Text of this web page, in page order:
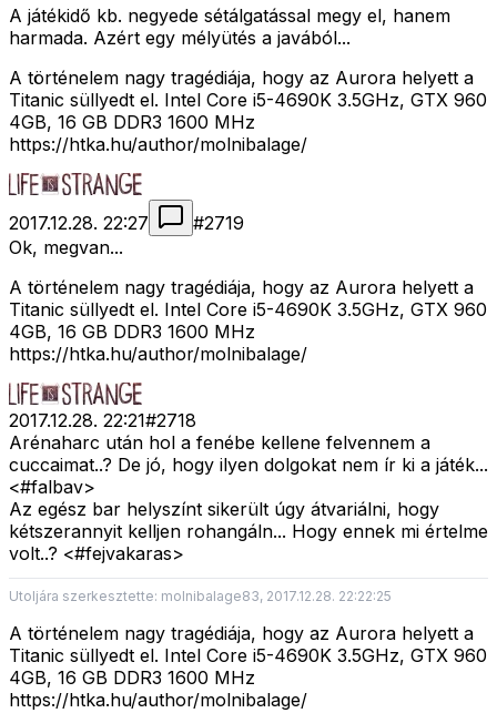
A játékidő kb. negyede sétálgatással megy el, hanem
harmada. Azért egy mélyütés a javából...
A történelem nagy tragédiája, hogy az Aurora helyett a
Titanic süllyedt el. Intel Core i5-4690K 3.5GHz, GTX 960
4GB, 16 GB DDR3 1600 MHz
https://htka.hu/author/molnibalage/
2017.12.28. 22:27 #2719
Ok, megvan...
A történelem nagy tragédiája, hogy az Aurora helyett a
Titanic süllyedt el. Intel Core i5-4690K 3.5GHz, GTX 960
4GB, 16 GB DDR3 1600 MHz
https://htka.hu/author/molnibalage/
2017.12.28. 22:21#2718
Arénaharc után hol a fenébe kellene felvennem a
cuccaimat..? De jó, hogy ilyen dolgokat nem ír ki a játék...
<#falbav>
Az egész bar helyszínt sikerült úgy átvariálni, hogy
kétszerannyit kelljen rohangáln... Hogy ennek mi értelme
volt..? <#fejvakaras>
Utoljára szerkesztette: molnibalage83, 2017.12.28. 22:22:25
A történelem nagy tragédiája, hogy az Aurora helyett a
Titanic süllyedt el. Intel Core i5-4690K 3.5GHz, GTX 960
4GB, 16 GB DDR3 1600 MHz
https://htka.hu/author/molnibalage/